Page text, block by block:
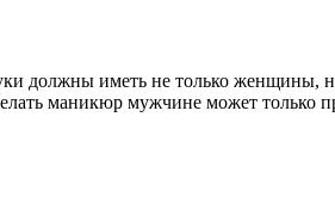
должны иметь не только женщины,
маникюр мужчине может